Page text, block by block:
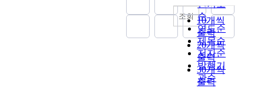
인기도
순
연도순
제목순
저자순
발행기
관순
10개씩
출력
20개씩
출력
30개씩
출력
조회